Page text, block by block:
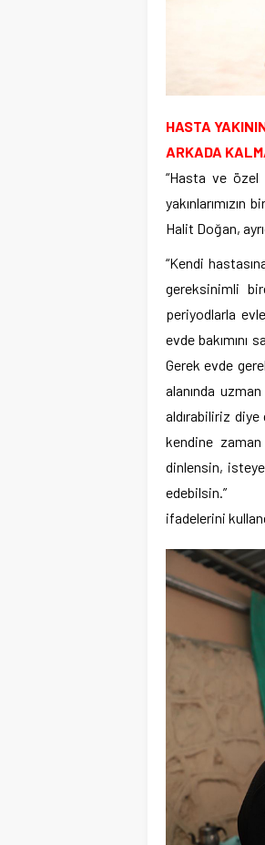
HASTA
ARKADA
“Hasta ve özel
Halit Doğan,
“Kendi
gereksinimli
periyodlarla
evde bakımını
Gerek evde
alanında
aldırabiliriz
kendine
dinlensin,
edebilsin.”
ifadelerini